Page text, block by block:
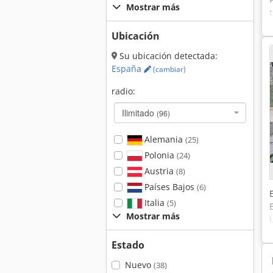
Mostrar más
Ubicación
Su ubicación detectada:
España
(cambiar)
radio:
Ilimitado (96)
Alemania (25)
Polonia (24)
Austria (8)
Países Bajos (6)
Italia (5)
Mostrar más
Estado
Nuevo (38)